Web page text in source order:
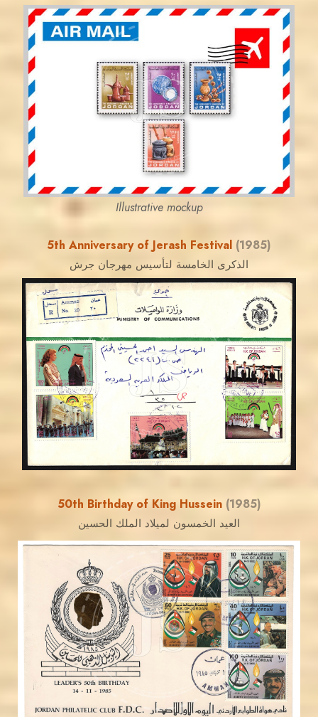
JS
JORDANSTAMPS.COM
EST. 2007
Illustrative mockup
5th Anniversary of Jerash Festival (1985)
الذكرى الخامسة لتأسيس مهرجان جرش
JS
MAHDI BSEISO
EST. 2007
50th Birthday of King Hussein (1985)
العيد الخمسون لميلاد الملك الحسين
JS
JORDANSTAMPS.COM